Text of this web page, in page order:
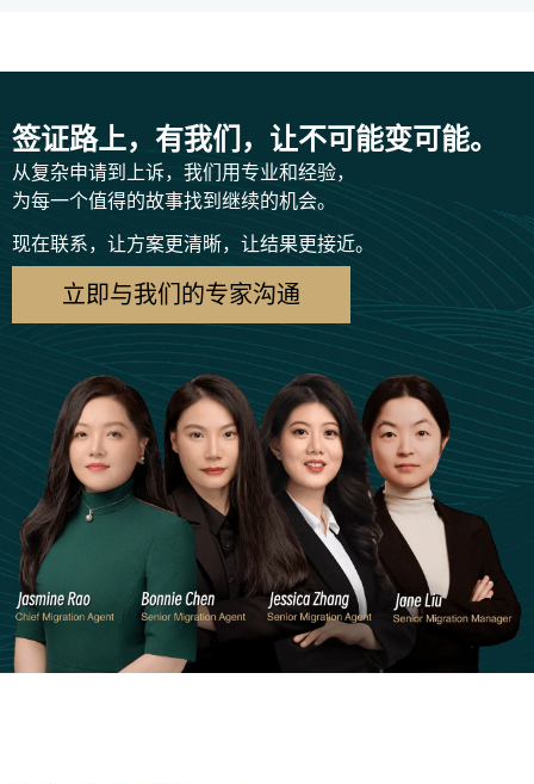
签证路上，有我们，让不可能变可能。
从复杂申请到上诉，我们用专业和经验，
为每一个值得的故事找到继续的机会。
现在联系，让方案更清晰，让结果更接近。
立即与我们的专家沟通